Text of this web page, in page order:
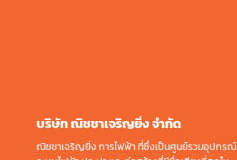
บริษัท ณิชชาเจริญยิ่ง จํากัด
ณิชชาเจริญยิ่ง การไฟฟ้า ที่ซึ่งเป็นศูนย์รวมอุปกรณ์